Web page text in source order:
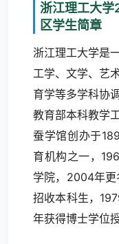
浙江理工大
区学生简章
浙江理工大学是
工学、文学、艺
育学等多学科协
教育部本科教学
蚕学馆创办于
育机构之一，
学院，2004年
招收本科生，
年获得博士学位授